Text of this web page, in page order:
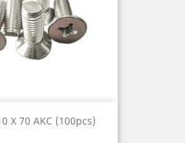
X 70 AKC (100pcs)